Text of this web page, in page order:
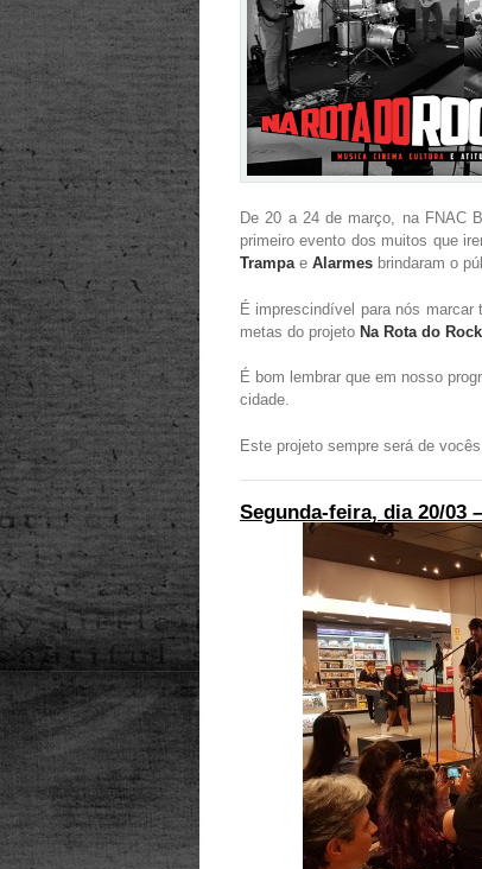
De 20 a 24 de março, na FNAC
primeiro evento dos muitos que
Trampae Alarmes brindaram o
É imprescindível para nós marcar
metas do projeto Na Rota do Rock
É bom lembrar que em nosso
cidade.
Este projeto sempre será de
Segunda-feira, dia 20/03